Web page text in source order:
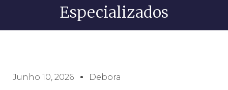
Especializados
Junho 10, 2026 Debora